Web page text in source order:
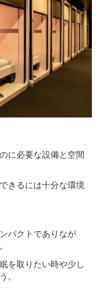
に必要な設備と空間
きるには十分な環境
パクトでありなが
を取りたい時や少し
。